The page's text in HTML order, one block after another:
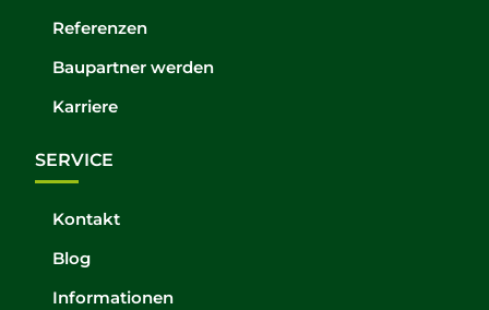
Referenzen
Baupartner werden
Karriere
SERVICE
Kontakt
Blog
Informationen